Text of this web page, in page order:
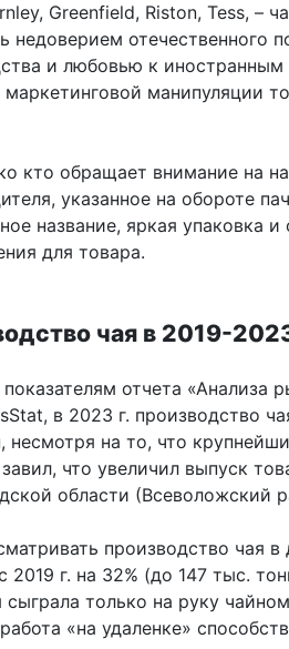
Greenfield, Riston, Tess, –
недоверием отечественного
и любовью к
маркетинговой манипуляции
кто обращает внимание на
указанное на обороте
название, яркая упаковка
для товара.
чая в 2019-
отчета «Анализа
в 2023 г. производство
несмотря на то, что
что увеличил выпуск
области (Всеволожский
производство чая
2019 г. на 32% (до 147 тыс.
сыграла только на руку
«на удаленке»